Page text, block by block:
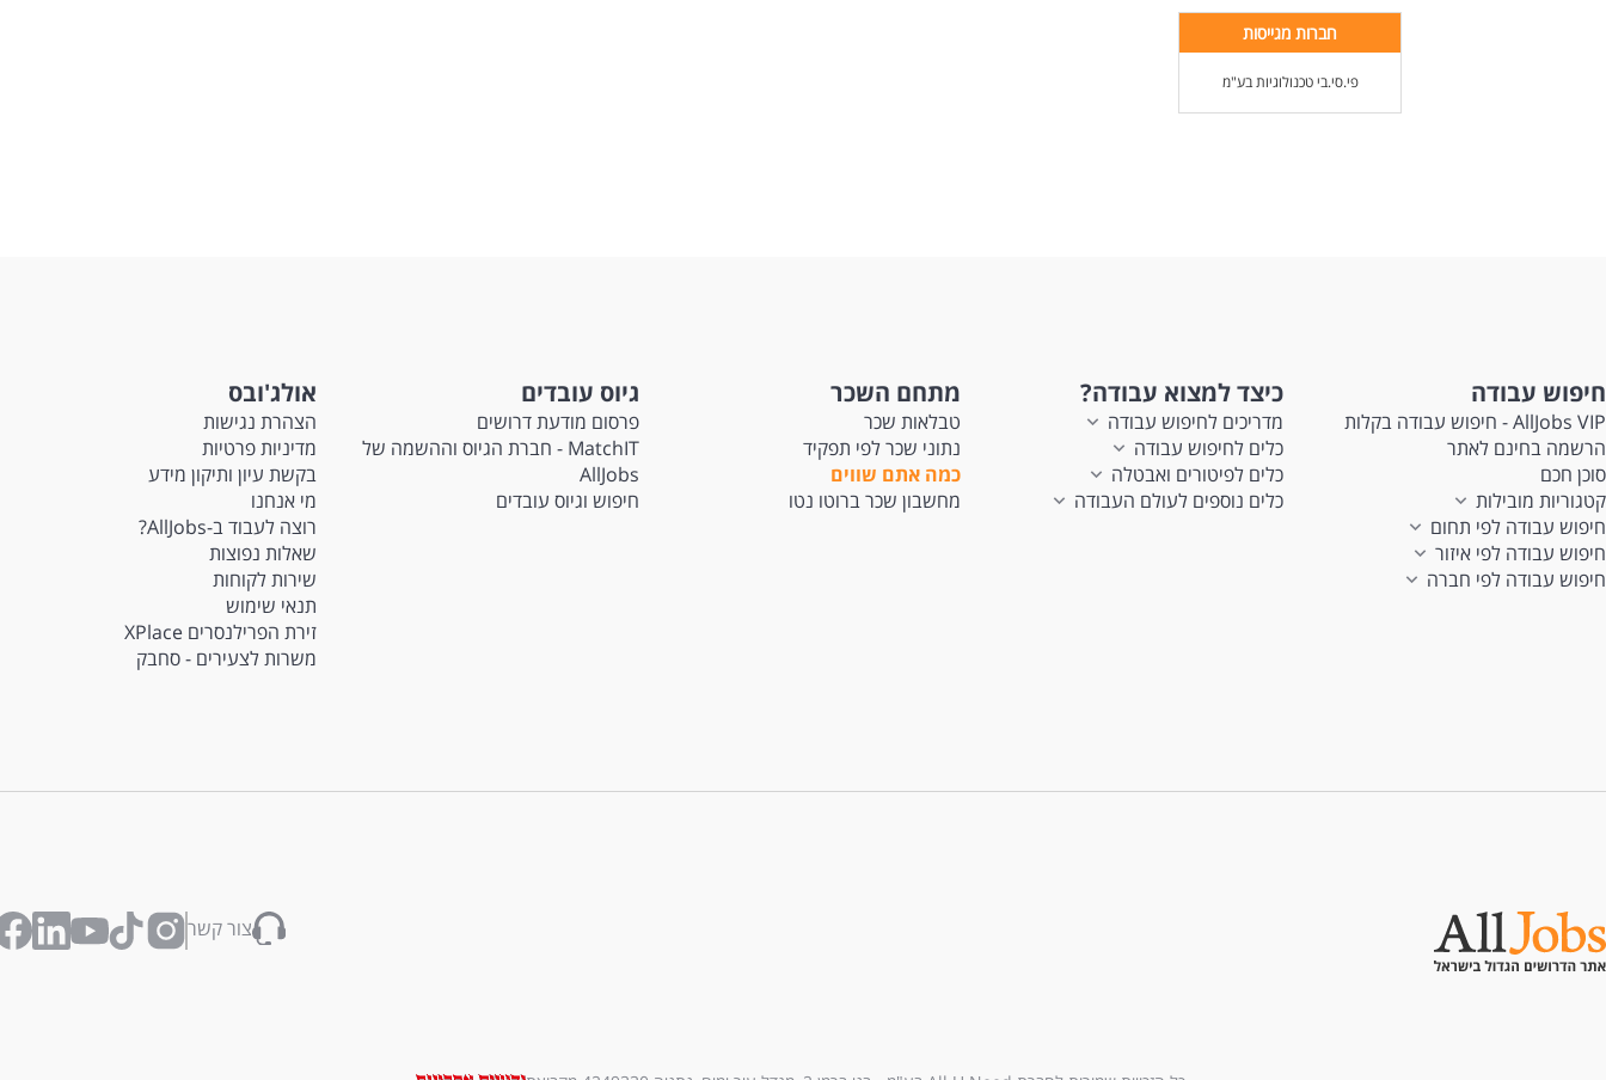
חברות מגייסות
פי.סי.בי טכנולוגיות בע"מ
חיפוש עבודה
AllJobs VIP - חיפוש עבודה בקלות
הרשמה בחינם לאתר
סוכן חכם
קטגוריות מובילות
חיפוש עבודה לפי תחום
חיפוש עבודה לפי איזור
חיפוש עבודה לפי חברה
כיצד למצוא עבודה?
מדריכים לחיפוש עבודה
כלים לחיפוש עבודה
כלים לפיטורים ואבטלה
כלים נוספים לעולם העבודה
מתחם השכר
טבלאות שכר
נתוני שכר לפי תפקיד
כמה אתם שווים
מחשבון שכר ברוטו נטו
גיוס עובדים
פרסום מודעת דרושים
MatchIT - חברת הגיוס וההשמה של
AllJobs
חיפוש וגיוס עובדים
אולג'ובס
הצהרת נגישות
מדיניות פרטיות
בקשת עיון ותיקון מידע
מי אנחנו
רוצה לעבוד ב-AllJobs?
שאלות נפוצות
שירות לקוחות
תנאי שימוש
זירת הפרילנסרים XPlace
משרות לצעירים - סחבק
צור קשר